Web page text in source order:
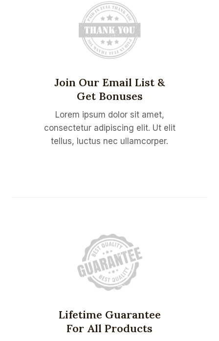
Join Our Email List &
Get Bonuses
Lorem ipsum dolor sit amet,
consectetur adipiscing elit. Ut elit
tellus, luctus nec ullamcorper.
Lifetime Guarantee
For All Products